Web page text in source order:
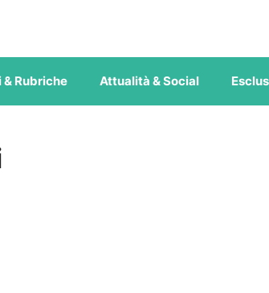
& Rubriche Attualità & Social